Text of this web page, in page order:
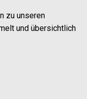
zu unseren
und übersichtlich